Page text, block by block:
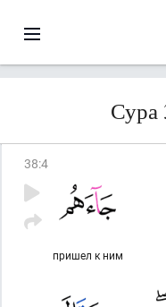
Сура
38:4
пришел к ним